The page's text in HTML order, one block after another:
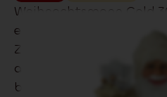
Weihnachtsmann Gold
eine verspielte
Zuhause. Die
angenehme Materialien
beliebten Dekoration.